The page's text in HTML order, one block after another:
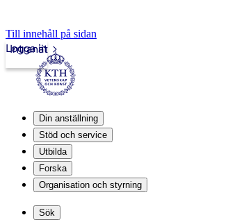
Till innehåll på sidan
Intranät
Logga in
Din anställning
Stöd och service
Utbilda
Forska
Organisation och styrning
Sök